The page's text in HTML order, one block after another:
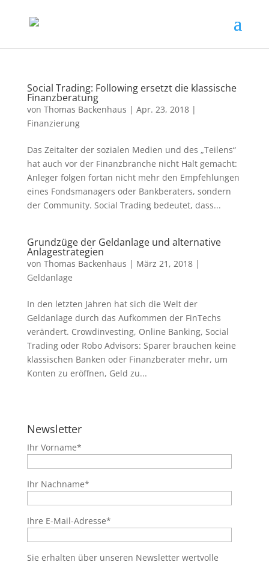
Social Trading: Following ersetzt die klassische
Finanzberatung
von Thomas Backenhaus | Apr. 23, 2018|
Finanzierung
Das Zeitalter der sozialen Medien und des „Teilens“
hat auch vor der Finanzbranche nicht Halt gemacht:
Anleger folgen fortan nicht mehr den Empfehlungen
eines Fondsmanagers oder Bankberaters, sondern
der Community. Social Trading bedeutet, dass...
Grundzüge der Geldanlage und alternative
Anlagestrategien
von Thomas Backenhaus | März 21, 2018|
Geldanlage
In den letzten Jahren hat sich die Welt der
Geldanlage durch das Aufkommen der FinTechs
verändert. Crowdinvesting, Online Banking, Social
Trading oder Robo Advisors: Sparer brauchen keine
klassischen Banken oder Finanzberater mehr, um
Konten zu eröffnen, Geld zu...
Newsletter
Ihr Vorname*
Ihr Nachname*
Ihre E-Mail-Adresse*
Sie erhalten über unseren Newsletter wertvolle